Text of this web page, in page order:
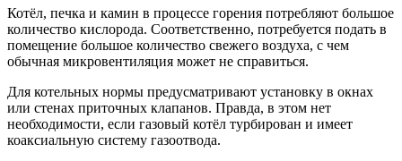
Котёл, печка и камин в процессе горения потребляют большое
количество кислорода. Соответственно, потребуется подать в
помещение большое количество свежего воздуха, с чем
обычная микровентиляция может не справиться.
Для котельных нормы предусматривают установку в окнах
или стенах приточных клапанов. Правда, в этом нет
необходимости, если газовый котёл турбирован и имеет
коаксиальную систему газоотвода.